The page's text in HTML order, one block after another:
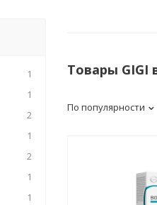
Товары GIGI
По популярности
1
1
2
1
2
1
1